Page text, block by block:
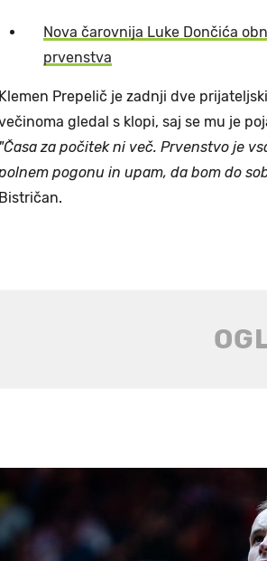
Nova čarovnija Luke Dončića
prvenstva
Klemen Prepelič je zadnji dve
gledal s klopi, saj se mu je
"Časa za počitek ni več. Prvenstvo je
pogonu in upam, da bom do
Bistričan.